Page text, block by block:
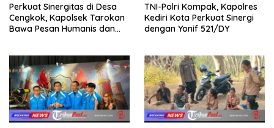
Perkuat Sinergitas di Desa
Cengkok, Kapolsek Tarokan
Bawa Pesan Humanis dan
TNI-Polri Kompak, Kapolres
Kediri Kota Perkuat Sinergi
dengan Yonif 521/DY